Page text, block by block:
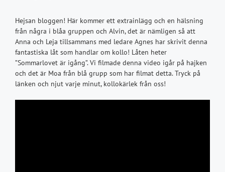
Hejsan bloggen! Här kommer ett extrainlägg och en hälsning
från några i blåa gruppen och Alvin, det är nämligen så att
Anna och Leja tillsammans med ledare Agnes har skrivit denna
fantastiska låt som handlar om kollo! Låten heter
”Sommarlovet är igång”. Vi filmade denna video igår på hajken
och det är Moa från blå grupp som har filmat detta. Tryck på
länken och njut varje minut, kollokärlek från oss!